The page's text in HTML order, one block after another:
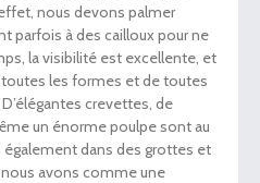
nous devons palmer
parfois à des cailloux pour ne
la visibilité est excellente, et
les formes et de toutes
crevettes, de
un énorme poulpe sont au
dans des grottes et
avons comme une